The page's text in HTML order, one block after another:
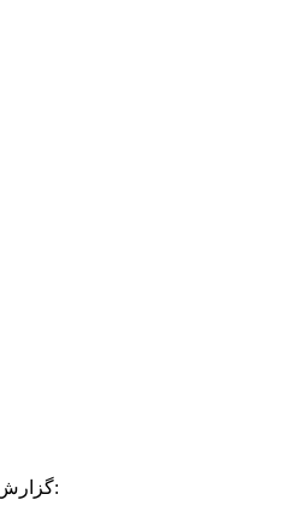
گزارش تلویزیون آشنای صدای امریکا: